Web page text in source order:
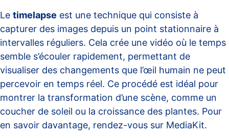
Le timelapse est une technique qui consiste à
capturer des images depuis un point stationnaire à
intervalles réguliers. Cela crée une vidéo où le temps
semble s’écouler rapidement, permettant de
visualiser des changements que l’œil humain ne peut
percevoir en temps réel. Ce procédé est idéal pour
montrer la transformation d’une scène, comme un
coucher de soleil ou la croissance des plantes. Pour
en savoir davantage, rendez-vous sur MediaKit.